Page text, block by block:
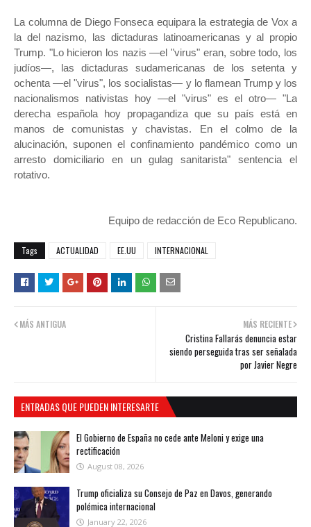
La columna de Diego Fonseca equipara la estrategia de Vox a
la del nazismo, las dictaduras latinoamericanas y al propio
Trump. "Lo hicieron los nazis —el "virus" eran, sobre todo, los
judíos—, las dictaduras sudamericanas de los setenta y
ochenta —el "virus", los socialistas— y lo flamean Trump y los
nacionalismos nativistas hoy —el "virus" es el otro— "La
derecha española hoy propagandiza que su país está en
manos de comunistas y chavistas. En el colmo de la
alucinación, suponen el confinamiento pandémico como un
arresto domiciliario en un gulag sanitarista" sentencia el
rotativo.
Equipo de redacción de Eco Republicano.
Tags ACTUALIDAD EE.UU INTERNACIONAL
MÁS RECIENTE
Cristina Fallarás denuncia estar
siendo perseguida tras ser señalada
por Javier Negre
MÁS ANTIGUA
ENTRADAS QUE PUEDEN INTERESARTE
El Gobierno de España no cede ante Meloni y exige una
rectificación
August 08, 2026
Trump oficializa su Consejo de Paz en Davos, generando
polémica internacional
January 22, 2026